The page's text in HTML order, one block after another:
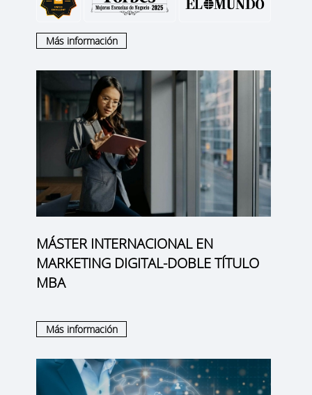
Más información
MÁSTER INTERNACIONAL EN
MARKETING DIGITAL-DOBLE TÍTULO
MBA
Más información